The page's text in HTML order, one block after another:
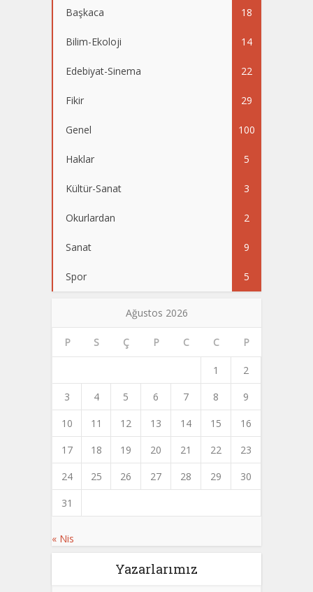
Başkaca 18
Bilim-Ekoloji 14
Edebiyat-Sinema 22
Fikir 29
Genel 100
Haklar 5
Kültür-Sanat 3
Okurlardan 2
Sanat 9
Spor 5
Ağustos 2026
P S Ç P C C P
1
2
3
4 5 6 7 8
9
10
11 12 13 14 15
16
17
18 19 20 21 22
23
24
25 26 27 28 29
30
31
« Nis
Yazarlarımız